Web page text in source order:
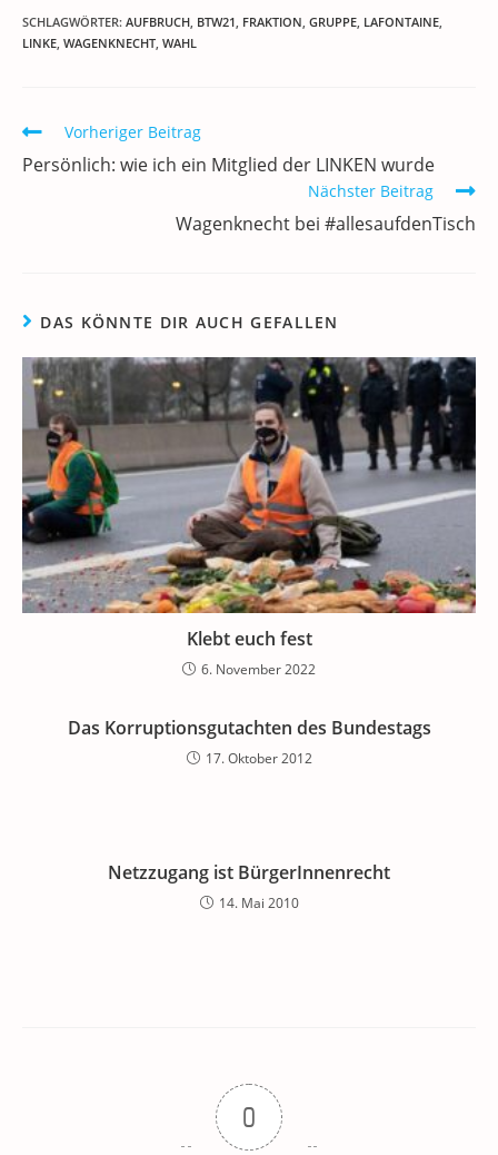
c
e
o
o
itt
er
ai
l
k
e
n
at
p
e re le
SCHLAGWÖRTER: AUFBRUCH BTW21 FRAKTION GRUPPE LAFONTAINE
LINKE WAGENKNECHT WAHL
Weitere
ansehen
Vorheriger Beitrag
Persönlich: wie ich ein Mitglied der LINKEN wurde
Nächster Beitrag
Wagenknecht bei #allesaufdenTisch
DAS KÖNNTE DIR AUCH GEFALLEN
Klebt euch fest
6. November 2022
Das Korruptionsgutachten des Bundestags
17. Oktober 2012
Netzzugang ist BürgerInnenrecht
14. Mai 2010
0